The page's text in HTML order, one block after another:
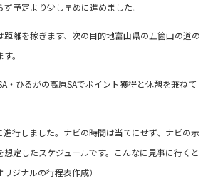
予定より少し早めに進めました。
距離を稼ぎます、次の目的地富山県の五箇山の道の
。
・ひるがの高原SAでポイント獲得と休憩を兼ねて
進行しました。ナビの時間は当てにせず、ナビの示
定したスケジュールです。こんなに見事に行くと
ジナルの行程表作成）